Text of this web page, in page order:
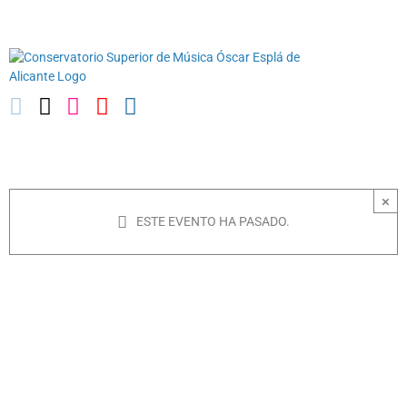
contenido
×
ESTE EVENTO HA PASADO.